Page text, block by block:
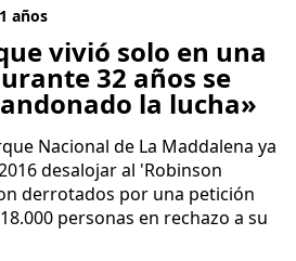
años
vivió solo en una
32 años se
la lucha»
Nacional de La Maddalena ya
desalojar al 'Robinson
derrotados por una petición
personas en rechazo a su